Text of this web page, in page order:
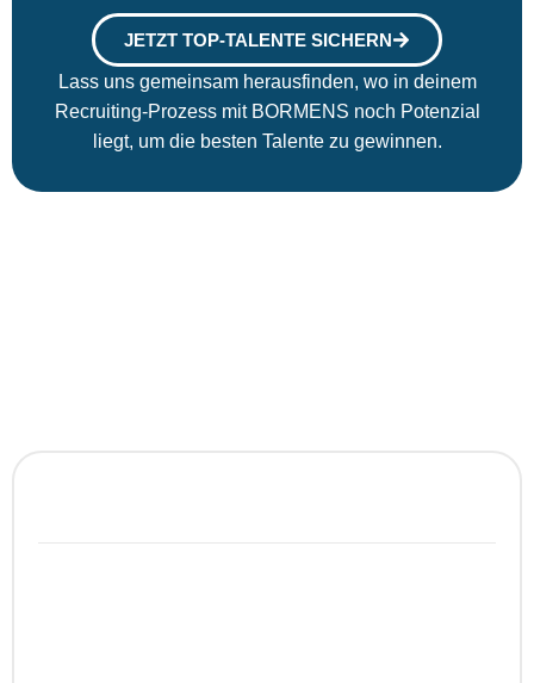
JETZT TOP-TALENTE SICHERN
Lass uns gemeinsam herausfinden, wo in deinem
Recruiting-Prozess mit BORMENS noch Potenzial
liegt, um die besten Talente zu gewinnen.